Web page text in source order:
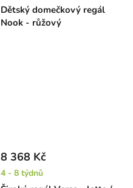
Dětský domečkový regál
Nook - růžový
8 368 Kč
4 - 8 týdnů